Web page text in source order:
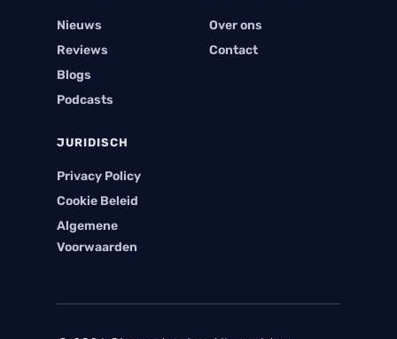
Nieuws
Reviews
Blogs
Podcasts
Over ons
Contact
JURIDISCH
Privacy Policy
Cookie Beleid
Algemene
Voorwaarden